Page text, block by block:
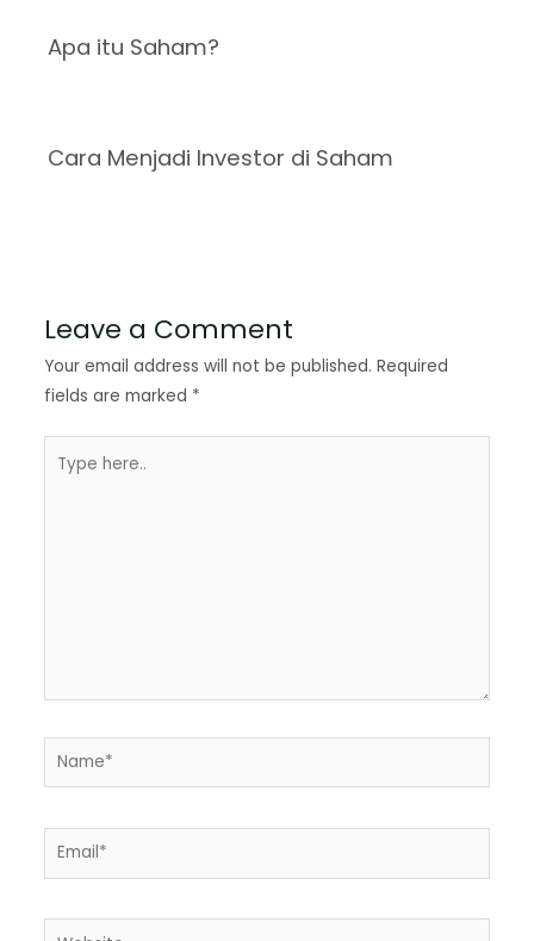
Apa itu Saham?
Cara Menjadi Investor di Saham
Leave a Comment
Your email address will not be published. Required
fields are marked *